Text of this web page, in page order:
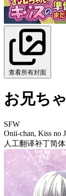
查看所有封面
お兄ち
SFW
Onii-chan, Kiss no
人工翻译补丁简